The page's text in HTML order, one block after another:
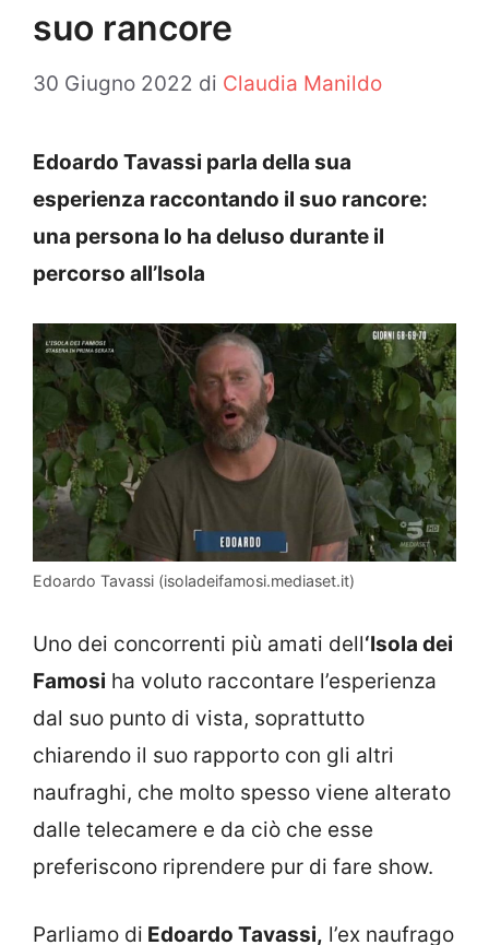
suo rancore
30 Giugno 2022 di Claudia Manildo
Edoardo Tavassi parla della sua
esperienza raccontando il suo rancore:
una persona lo ha deluso durante il
percorso all’Isola
Edoardo Tavassi (isoladeifamosi.mediaset.it)
Uno dei concorrenti più amati dell‘Isola dei
Famosi ha voluto raccontare l’esperienza
dal suo punto di vista, soprattutto
chiarendo il suo rapporto con gli altri
naufraghi, che molto spesso viene alterato
dalle telecamere e da ciò che esse
preferiscono riprendere pur di fare show.
Parliamo di Edoardo Tavassi, l’ex naufrago